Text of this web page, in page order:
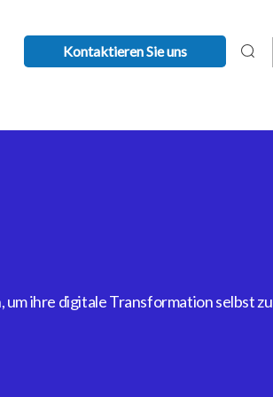
Kontaktieren Sie uns
ihre digitale Transformation selbst zu